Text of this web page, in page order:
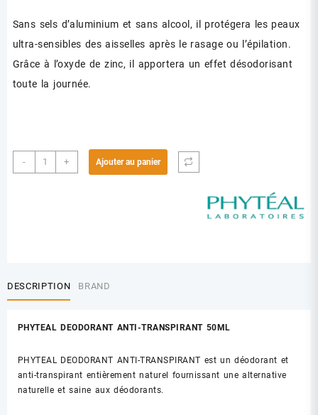
Sans sels d’aluminium et sans alcool, il protégera les peaux
ultra-sensibles des aisselles après le rasage ou l’épilation.
Grâce à l’oxyde de zinc, il apportera un effet désodorisant
toute la journée.
-
quantité
de
+ Ajouter au panier
DESCRIPTION BRAND
PHYTEAL DEODORANT ANTI-TRANSPIRANT 50ML
PHYTEAL DEODORANT ANTI-TRANSPIRANT est un déodorant et
anti-transpirant entièrement naturel fournissant une alternative
naturelle et saine aux déodorants.